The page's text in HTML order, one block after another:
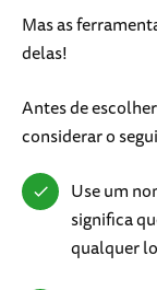
Mas as
delas!
Antes de
considerar o
Use um
significa
qualquer